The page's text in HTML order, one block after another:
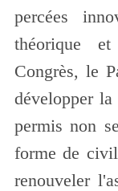
percées
théorique
Congrès, le
développer
permis non
forme de
renouveler